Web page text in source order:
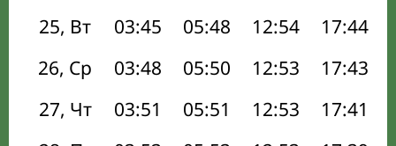
25, Вт
03:45 05:48 12:54 17:44
26, Ср
03:48 05:50 12:53 17:43
27, Чт
03:51 05:51 12:53 17:41